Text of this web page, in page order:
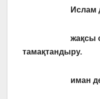
Ислам
жақсы
тамақтандыру.
иман